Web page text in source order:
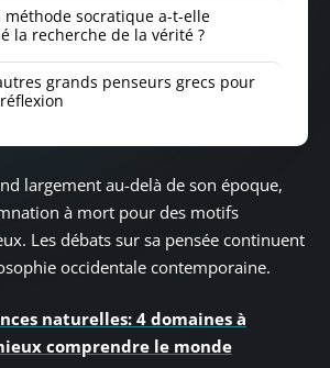
méthode socratique a-t-elle
la recherche de la vérité ?
grands penseurs grecs pour
largement au-delà de son époque,
à mort pour des motifs
Les débats sur sa pensée continuent
occidentale contemporaine.
naturelles: 4 domaines à
comprendre le monde